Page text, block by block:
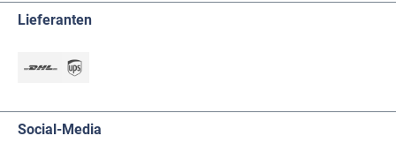
Lieferanten
Social-Media